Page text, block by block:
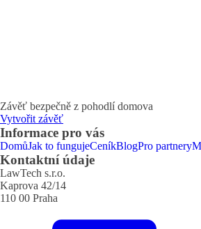
Závěť bezpečně z pohodlí domova
Vytvořit závěť
Informace pro vás
DomůJak to fungujeCeníkBlogPro partnery
Kontaktní údaje
LawTech s.r.o.
Kaprova 42/14
110 00 Praha